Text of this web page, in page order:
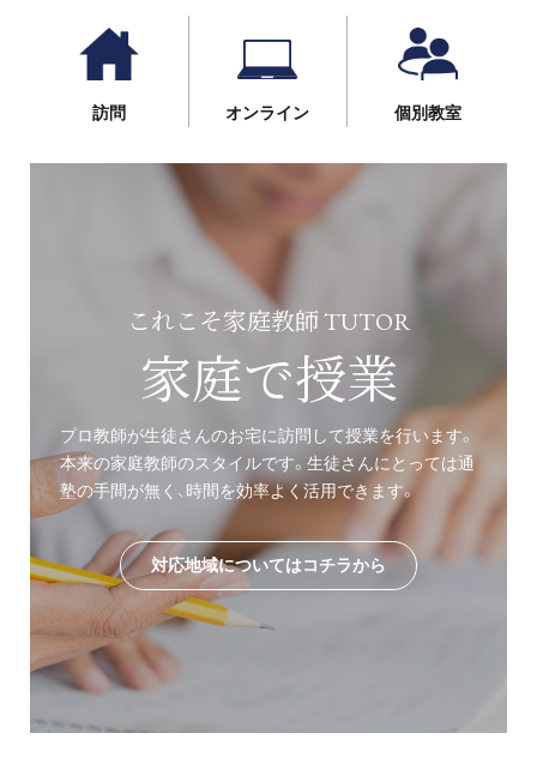
訪問 オンライン 個別教室
これこそ家庭教師 TUTOR
家庭で授業
プロ教師が生徒さんのお宅に訪問して授業を行います。
本来の家庭教師のスタイルです。生徒さんにとっては通
塾の手間が無く、時間を効率よく活用できます。
対応地域についてはコチラから